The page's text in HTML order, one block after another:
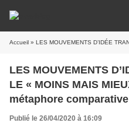
Accueil » LES MOUVEMENTS D’IDÉE TRANSVERSAUX ET LE «
LES MOUVEMENTS
LE « MOINS MAIS MIEUX ». (3)
métaphore
Publié le 26/04/2020 à 16:09